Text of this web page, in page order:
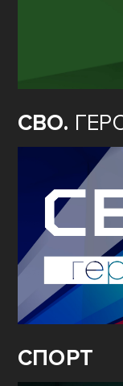
СВО.
СПОРТ